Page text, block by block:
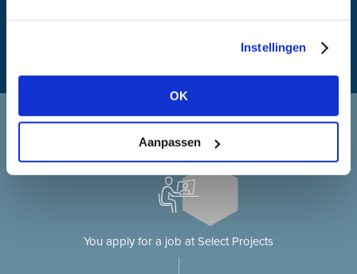
Instellingen
OK
Aanpassen
Applying at Select Projects
Applying for a job on our website?
You apply for a job at Select Projects